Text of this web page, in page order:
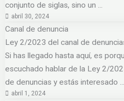
conjunto de siglas, sino un ...
abril 30, 2024
Canal de denuncia
Ley 2/2023 del canal de
Si has llegado hasta aquí, es
escuchado hablar de la Ley 2/
de denuncias y estás interesado ...
abril 1, 2024